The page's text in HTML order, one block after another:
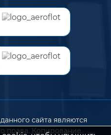
сайта являются
права. Копирование